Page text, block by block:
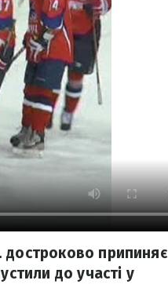
припиняє
до участі у